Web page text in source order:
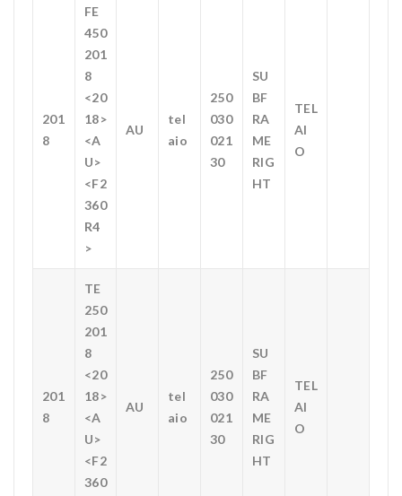
201
8
FE
450
201
8
<20
18>
<A
U>
<F2
360
R4
>
AU
tel
aio
250
030
021
30
SU
BF
RA
ME
RIG
HT
TEL
AI
O
201
8
TE
250
201
8
<20
18>
<A
U>
<F2
360
AU
tel
aio
250
030
021
30
SU
BF
RA
ME
RIG
HT
TEL
AI
O